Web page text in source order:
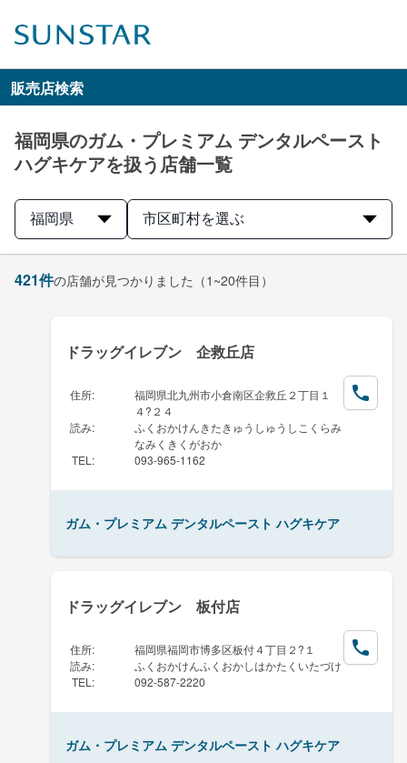
販売店検索
福岡県のガム・プレミアム デンタルペースト
ハグキケアを扱う店舗一覧
福岡県 市区町村を選ぶ
421件の店舗が見つかりました （1~20件目）
ドラッグイレブン 企救丘店
住所:
福岡県北九州市小倉南区企救丘２丁目１
４?２４
読み:
ふくおかけんきたきゅうしゅうしこくらみ
なみくきくがおか
TEL : 093-965-1162
ガム・プレミアム デンタルペースト ハグキケア
ドラッグイレブン 板付店
住所:
福岡県福岡市博多区板付４丁目２?１
読み:
ふくおかけんふくおかしはかたくいたづけ
TEL : 092-587-2220
ガム・プレミアム デンタルペースト ハグキケア